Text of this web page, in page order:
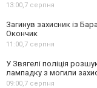
13:00, 7 серпня
Загинув захисник із
Окончик
11:00, 7 серпня
У Звягелі поліція
лампадку з могили
09:00, 7 серпня